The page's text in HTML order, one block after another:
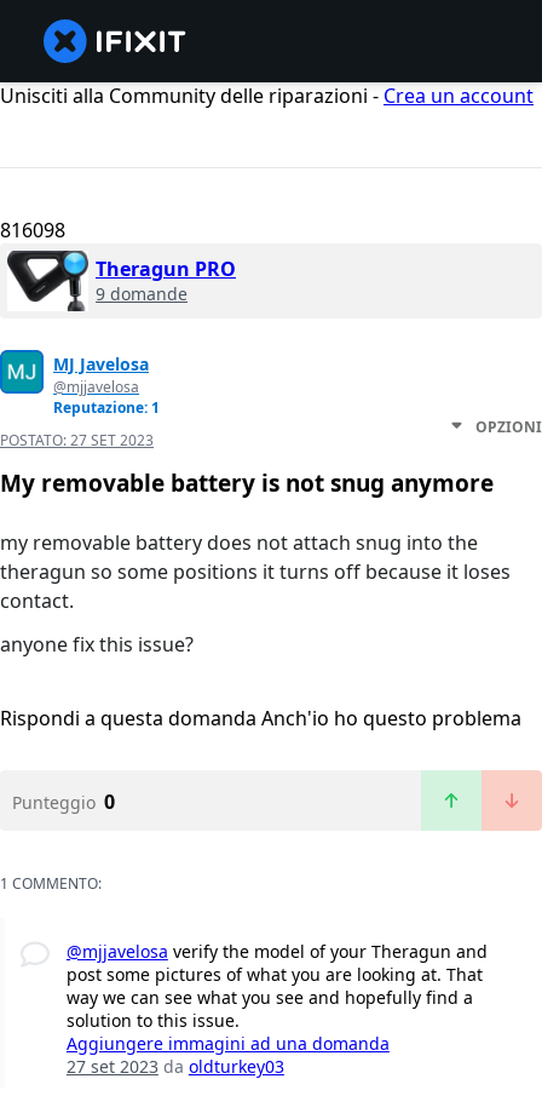
Unisciti alla Community delle riparazioni - Crea un account
816098
Theragun PRO
9 domande
MJ Javelosa
@mjjavelosa
Reputazione: 1
POSTATO:27 SET 2023
OPZIONI
My removable battery is not snug anymore
my removable battery does not attach snug into the
theragun so some positions it turns off because it loses
contact.
anyone fix this issue?
Rispondi a questa domanda Anch'io ho questo problema
Punteggio 0
1 COMMENTO:
@mjjavelosa verify the model of your Theragun and
post some pictures of what you are looking at. That
way we can see what you see and hopefully find a
solution to this issue.
Aggiungere immagini ad una domanda
27 set 2023da oldturkey03